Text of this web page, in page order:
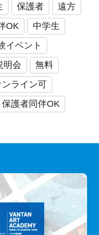
保護者
遠方
OK
中学生
イベント
明会
無料
ンライン可
保護者同伴OK